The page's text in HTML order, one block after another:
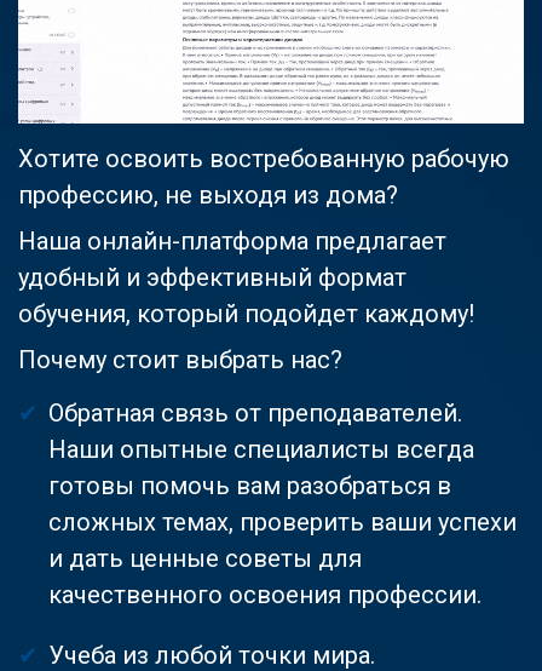
Хотите освоить востребованную рабочую
профессию, не выходя из дома?
Наша онлайн-платформа предлагает
удобный и эффективный формат
обучения, который подойдет каждому!
Почему стоит выбрать нас?
Обратная связь от преподавателей.
Наши опытные специалисты всегда
готовы помочь вам разобраться в
сложных темах, проверить ваши успехи
и дать ценные советы для
качественного освоения профессии.
Учеба из любой точки мира.